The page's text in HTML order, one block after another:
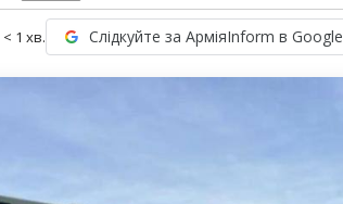
< 1 хв. Слідкуйте за АрміяInform в Google